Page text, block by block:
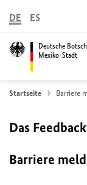
Deutsche
Mexiko-Stadt
DE ES
Startseite Barriere
Das
Barriere